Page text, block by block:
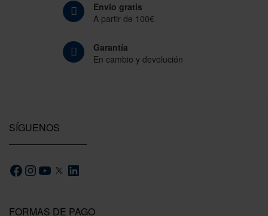
Envío gratis
A partir de 100€
Garantía
En cambio y devolución
FORMAS DE PAGO
SÍGUENOS